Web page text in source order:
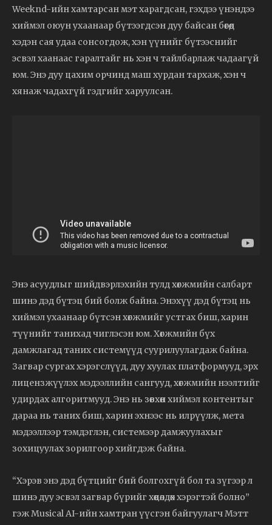
Weeknd-ийн хамтарсан мэт харагдсан, гэхдээ үнэндээ
хиймэл оюун ухаанаар бүтээгдсэн дуу байсан бөгөөд
хэдэн сая удаа сонсогдож, хэн үүнийг бүтээснийг
эсвэл хаанаас гаралтайг нь хэн ч тайлбарлаж чадаагүй
юм. Энэ дуу цахим орчинд маш хурдан тархаж, хэн ч
хянаж чадахгүй гэдгийг харуулсан.
Энэ асуудлыг шийдвэрлэхийн тулд хөгжмийн салбарт
шинэ дэд бүтэц бий болж байна. Энэхүү дэд бүтэц нь
хиймэл ухаанаар бүтсэн хөгжмийг устгах биш, харин
түүнийг танихад чиглэсэн юм. Хөгжмийн бүх
дамжлагад таних системүүд суурилуулагдаж байна.
Загвар сургах хэрэгслүүд, дуу хуулах платформууд, эрх
лицензжүүлэх мэдээллийн сангууд, хөгжмийн нээлтийг
удирдах алгоритмууд. Энэ нь зөвхөн хиймэл контентыг
дараа нь таних биш, харин эхнээс нь илрүүлж, мета
мэдээллээр тэмдэглэн, системээр дамжуулахыг
зохицуулах зорилгоор хийгдэж байна.
“Хэрэв энэ дэд бүтцийг бий болгохгүй бол та зүгээр л
шинэ дуу эсвэл загвар бүрийг хөөцөлдөх хэрэгтэй болно”
гэж Musical AI-ийн хамтран үүсгэн байгуулагч Мэтт